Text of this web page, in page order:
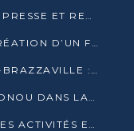
LE CSLC RELANCE LES CARTES DE PRESSE ET RECONNAÎT OFFICIELLEMENT LES MÉDIAS EN LIGNE
MÉDIAS : LE CSLC ANNONCE LA CRÉATION D’UN FONDS D’APPUI À LA PRESSE
PRESIDENTIELLE 2026 AU CONGO-BRAZZAVILLE : UN CASTING ÉLARGI
LE CONGO PORTE SA VOIX À COTONOU DANS LA LUTTE CONTRE LA TUBERCULOSE
LA SOPRIM DRESSE LE BILAN DE SES ACTIVITÉS ET FIXE DE NOUVELLES PRIORITÉS